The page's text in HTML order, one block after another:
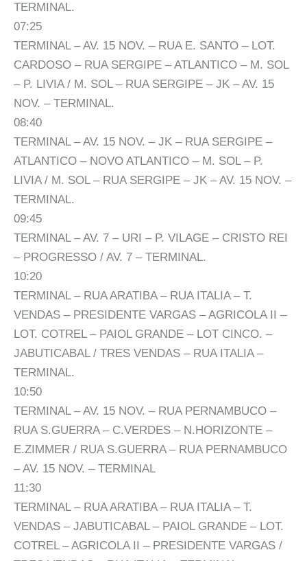
TERMINAL.
07:25
TERMINAL – AV. 15 NOV. – RUA E. SANTO – LOT.
CARDOSO – RUA SERGIPE – ATLANTICO – M. SOL
– P. LIVIA / M. SOL – RUA SERGIPE – JK – AV. 15
NOV. – TERMINAL.
08:40
TERMINAL – AV. 15 NOV. – JK – RUA SERGIPE –
ATLANTICO – NOVO ATLANTICO – M. SOL – P.
LIVIA / M. SOL – RUA SERGIPE – JK – AV. 15 NOV. –
TERMINAL.
09:45
TERMINAL – AV. 7 – URI – P. VILAGE – CRISTO REI
– PROGRESSO / AV. 7 – TERMINAL.
10:20
TERMINAL – RUA ARATIBA – RUA ITALIA – T.
VENDAS – PRESIDENTE VARGAS – AGRICOLA II –
LOT. COTREL – PAIOL GRANDE – LOT CINCO. –
JABUTICABAL / TRES VENDAS – RUA ITALIA –
TERMINAL.
10:50
TERMINAL – AV. 15 NOV. – RUA PERNAMBUCO –
RUA S.GUERRA – C.VERDES – N.HORIZONTE –
E.ZIMMER / RUA S.GUERRA – RUA PERNAMBUCO
– AV. 15 NOV. – TERMINAL
11:30
TERMINAL – RUA ARATIBA – RUA ITALIA – T.
VENDAS – JABUTICABAL – PAIOL GRANDE – LOT.
COTREL – AGRICOLA II – PRESIDENTE VARGAS /